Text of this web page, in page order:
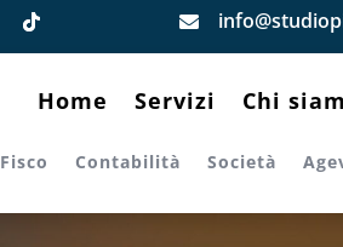

Home Servizi Chi
Fisco Contabilità Società